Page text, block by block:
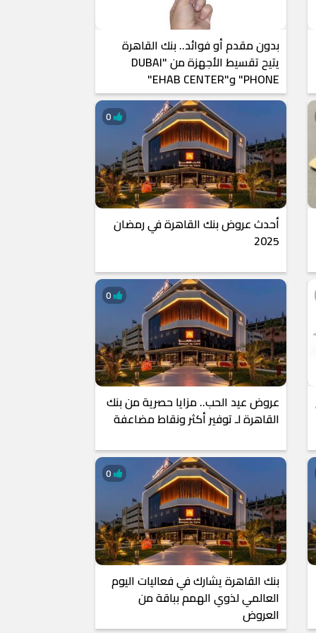
بدون مقدم أو فوائد.. بنك القاهرة
يتيح تقسيط الأجهزة من "DUBAI
PHONE" و"EHAB CENTER"
أحدث عروض بنك القاهرة في رمضان
2025
0
عروض عيد الحب.. مزايا حصرية من بنك
القاهرة لـ توفير أكثر ونقاط مضاعفة
0
بنك القاهرة يشارك في فعاليات اليوم
العالمي لذوي الهمم بباقة من
العروض
0